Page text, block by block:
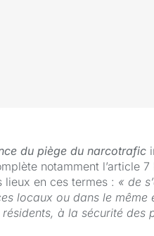
du piège du narcotrafic
notamment l’article
lieux en ces termes : « de
locaux ou dans le même
à la sécurité des